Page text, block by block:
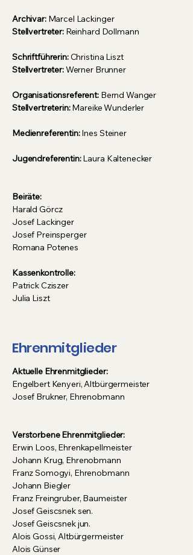
Archivar: Marcel Lackinger
Stellvertreter: Reinhard Dollmann
Schriftführerin:Christina Liszt
Stellvertreter:Werner Brunner
Organisationsreferent:Bernd Wanger
Stellvertreterin:Mareike Wunderler
Medienreferentin:Ines Steiner
Jugendreferentin:Laura Kaltenecker
Beiräte:
Harald Görcz
Josef Lackinger
Josef Preinsperger
Romana Potenes
Kassenkontrolle:
Patrick Cziszer
Julia Liszt
Ehrenmitglieder
Aktuelle Ehrenmitglieder:
Engelbert Kenyeri, Altbürgermeister
Josef Brukner, Ehrenobmann
Verstorbene Ehrenmitglieder:
Erwin Loos, Ehrenkapellmeister
Johann Krug, Ehrenobmann
Franz Somogyi, Ehrenobmann
Johann Biegler
Franz Freingruber, Baumeister
Josef Geiscsnek sen.
Josef Geiscsnek jun.
Alois Gossi, Altbürgermeister
Alois Günser